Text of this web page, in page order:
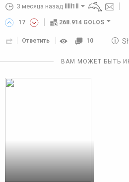
3 месяца назад lllll1ll
17 268.914 GOLOS
Ответить 10 10
ВАМ МОЖЕТ БЫТЬ